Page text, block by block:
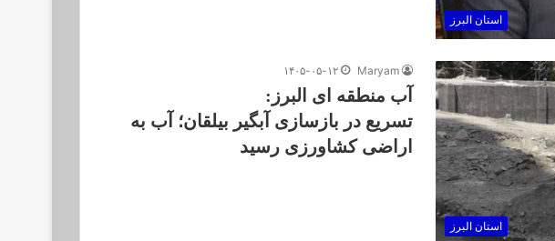
استان البرز
استان البرز
Maryam ۱۴۰۵-۰۵-۱۲
آب منطقه ای البرز:
تسریع در بازسازی آبگیر بیلقان؛ آب به
اراضی کشاورزی رسید